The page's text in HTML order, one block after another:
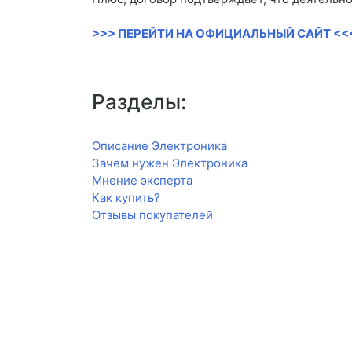
>>> ПЕРЕЙТИ НА ОФИЦИАЛЬНЫЙ САЙТ
Разделы:
Описание Электроника
Зачем нужен Электроника
Мнение эксперта
Как купить?
Отзывы покупателей